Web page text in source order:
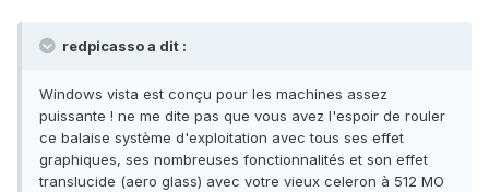
redpicasso a dit :
Windows vista est conçu pour les machines assez
puissante ! ne me dite pas que vous avez l'espoir de rouler
ce balaise système d'exploitation avec tous ses effet
graphiques, ses nombreuses fonctionnalités et son effet
translucide (aero glass) avec votre vieux celeron à 512 MO